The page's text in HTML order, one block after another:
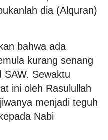
dia (Alquran)
bahwa ada
kurang senang
SAW. Sewaktu
ini oleh Rasulullah
menjadi teguh
Nabi